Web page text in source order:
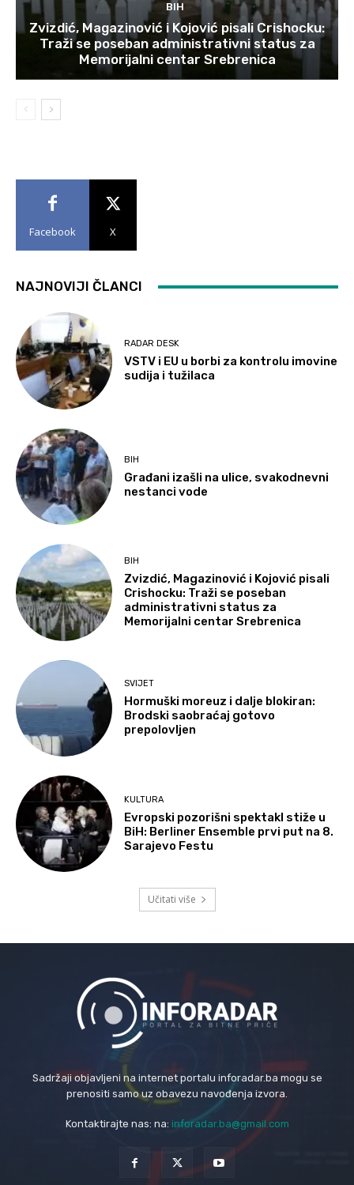
BIH
Zvizdić, Magazinović i Kojović pisali Crishocku:
Traži se poseban administrativni status za
Memorijalni centar Srebrenica
Facebook X
NAJNOVIJI ČLANCI
RADAR DESK
VSTV i EU u borbi za kontrolu imovine
sudija i tužilaca
BIH
Građani izašli na ulice, svakodnevni
nestanci vode
BIH
Zvizdić, Magazinović i Kojović pisali
Crishocku: Traži se poseban
administrativni status za
Memorijalni centar Srebrenica
SVIJET
Hormuški moreuz i dalje blokiran:
Brodski saobraćaj gotovo
prepolovljen
KULTURA
Evropski pozorišni spektakl stiže u
BiH: Berliner Ensemble prvi put na 8.
Sarajevo Festu
Učitati više
Sadržaji objavljeni na internet portalu inforadar.ba mogu se
prenositi samo uz obavezu navođenja izvora.
Kontaktirajte nas: na: inforadar.ba@gmail.com